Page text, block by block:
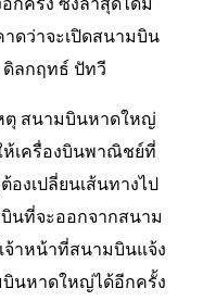
กครั้ง ซึ่งล่าสุดได้มี
ดว่าจะเปิดสนามบิน
ดิลกฤทธ์ ปัทวี
ตุ สนามบินหาดใหญ่
ห้เครื่องบินพาณิชย์ที่
งเปลี่ยนเส้นทางไป
นที่จะออกจากสนาม
จ้าหน้าที่สนามบินแจ้ง
บินหาดใหญ่ได้อีกครั้ง